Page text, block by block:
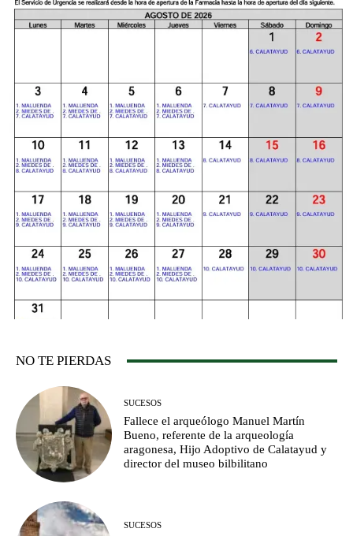
NO TE PIERDAS
SUCESOS
Fallece el arqueólogo Manuel Martín
Bueno, referente de la arqueología
aragonesa, Hijo Adoptivo de Calatayud y
director del museo bilbilitano
SUCESOS